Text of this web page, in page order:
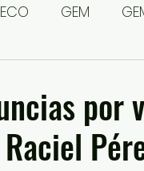
GEM
2023
Ciudadana
por